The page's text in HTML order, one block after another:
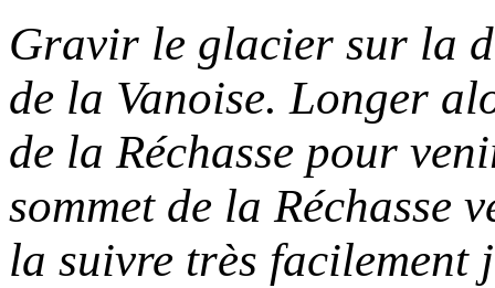
Gravir le glacier sur la
de la Vanoise. Longer
de la Réchasse pour
sommet de la Réchasse
la suivre très facilement